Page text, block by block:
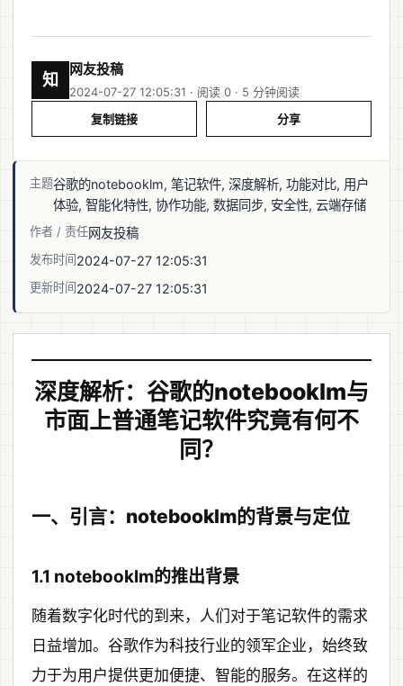
知
网友投稿
2024-07-27 12:05:31 · 阅读 0 · 5 分钟阅读
复制链接
分享
主题谷歌的notebooklm, 笔记软件, 深度解析, 功能对比, 用户
体验, 智能化特性, 协作功能, 数据同步, 安全性, 云端存储
作者 / 责任网友投稿
发布时间2024-07-27 12:05:31
更新时间2024-07-27 12:05:31
深度解析：谷歌的notebooklm与
市面上普通笔记软件究竟有何不
同？
一、引言：notebooklm的背景与定位
1.1 notebooklm的推出背景
随着数字化时代的到来，人们对于笔记软件的需求
日益增加。谷歌作为科技行业的领军企业，始终致
力于为用户提供更加便捷、智能的服务。在这样的